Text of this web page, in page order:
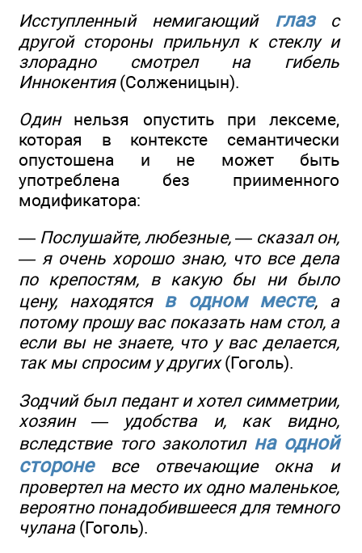
Исступленный немигающий глазс
другой стороны прильнул к стеклу и
злорадно смотрел на гибель
Иннокентия(Солженицын).
Одиннельзя опустить при лексеме,
которая в контексте семантически
опустошена и не может быть
употреблена без приименного
модификатора:
— Послушайте, любезные, — сказал он,
— я очень хорошо знаю, что все дела
по крепостям, в какую бы ни было
цену, находятся в одном месте, а
потому прошу вас показать нам стол, а
если вы не знаете, что у вас делается,
так мы спросим у других(Гоголь).
Зодчий был педант и хотел симметрии,
хозяин — удобства и, как видно,
вследствие того заколотил на одной
стороневсе отвечающие окна и
провертел на место их одно маленькое,
вероятно понадобившееся для темного
чулана (Гоголь).